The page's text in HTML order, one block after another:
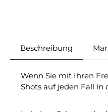
Beschreibung
Wenn Sie mit Ihren
Shots auf jeden Fall in